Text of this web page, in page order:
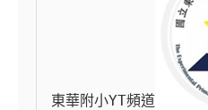
東華附小YT頻道